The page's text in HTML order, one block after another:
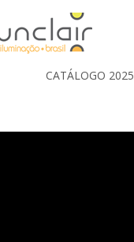
CATÁLOGO 2025